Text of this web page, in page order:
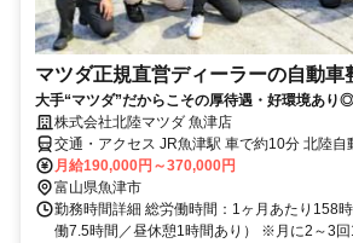
マツダ正規直営ディーラーの自動車
大手“マツダ”だからこその厚待遇・好環境あり
株式会社北陸マツダ 魚津店
交通・アクセス JR魚津駅 車で約10分 北陸
月給190,000円～370,000円
富山県魚津市
勤務時間詳細 総労働時間：1ヶ月あたり158
働7.5時間／昼休憩1時間あり） ※月に2～3